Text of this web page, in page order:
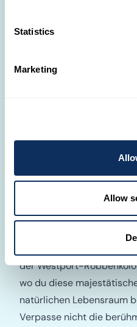
Statistics
Marketing
Allow
Punakaiki
Entdecke Punakaiki, ein
der Westport-
wo du diese
natürlichen Lebensraum
Verpasse nicht die